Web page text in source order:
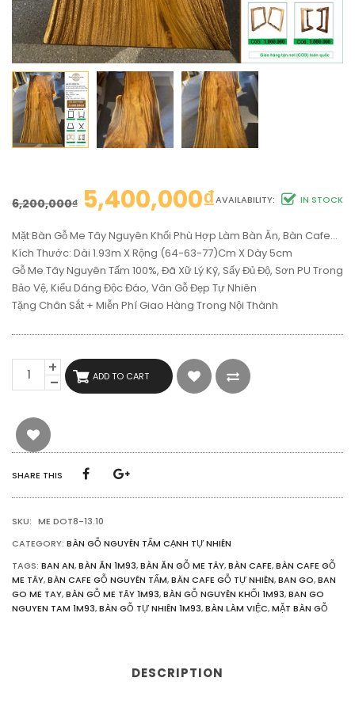
6,200,000₫ 5,400,000₫AVAILABILITY: IN STOCK
Mặt Bàn Gỗ Me Tây Nguyên Khối Phù Hợp Làm Bàn Ăn, Bàn Cafe…
Kích Thước: Dài 1.93m X Rộng (64-63-77)cm X Dày 5cm
Gỗ Me Tây Nguyên Tấm 100%, Đã Xữ Lý Kỹ, Sấy Đủ Độ, Sơn PU Trong
Bảo Vệ, Kiểu Dáng Độc Đáo, Vân Gỗ Đẹp Tự Nhiên
Tặng Chân Sắt + Miễn Phí Giao Hàng Trong Nội Thành
BÀN
GỖ
TÂY
NGUYÊN
TẤM
(1M93X68CMX5CM)
QUANTITY
ADD TO CART
SHARE THIS
SKU: ME DOT8-13.10
CATEGORY: BÀN GỖ NGUYÊN TẤM CẠNH TỰ NHIÊN
TAGS: BAN AN,BÀN ĂN 1M93,BÀN ĂN GỖ ME TÂY,BÀN CAFE,BÀN CAFE GỖ
ME TÂY,BÀN CAFE GỖ NGUYÊN TẤM,BÀN CAFE GỖ TỰ NHIÊN,BAN GO,BAN
GO ME TAY,BÀN GỖ ME TÂY 1M93,BÀN GỖ NGUYÊN KHỐI 1M93,BAN GO
NGUYEN TAM 1M93,BÀN GỖ TỰ NHIÊN 1M93,BÀN LÀM VIỆC,MẶT BÀN GỖ
DESCRIPTION